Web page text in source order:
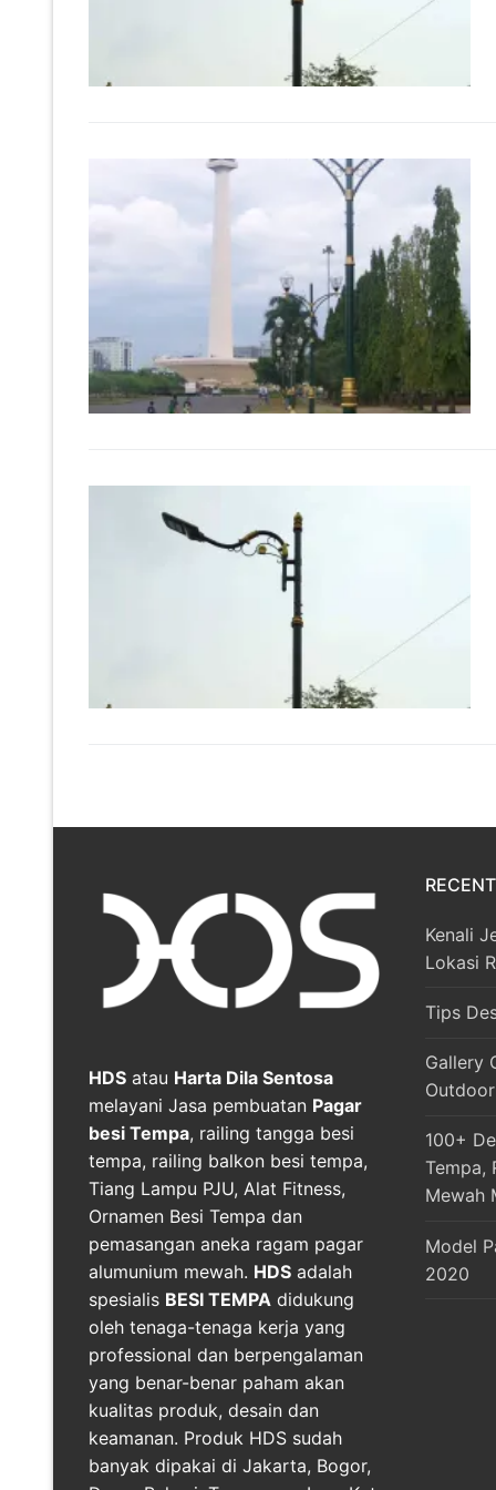
HDS atau Harta Dila Sentosa
melayani Jasa pembuatan Pagar
besi Tempa, railing tangga besi
tempa, railing balkon besi tempa,
Tiang Lampu PJU, Alat Fitness,
Ornamen Besi Tempa dan
pemasangan aneka ragam pagar
alumunium mewah. HDS adalah
spesialis BESI TEMPA didukung
oleh tenaga-tenaga kerja yang
professional dan berpengalaman
yang benar-benar paham akan
kualitas produk, desain dan
keamanan. Produk HDS sudah
banyak dipakai di Jakarta, Bogor,
Kenali
Lokasi
Tips
Gallery
Outdoor
100+
Tempa,
Mewah
Model
2020